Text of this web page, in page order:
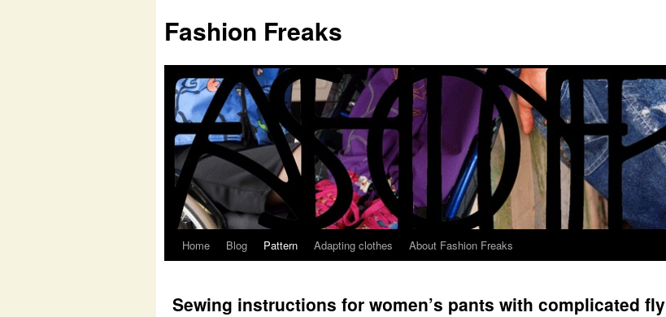
Fashion Freaks
Home Blog Pattern Adapting clothes About Fashion Freaks
Sewing instructions for women’s pants with complicated fly